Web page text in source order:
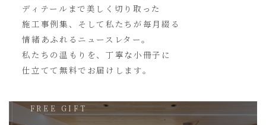
ディテールまで美しく切り取った
施工事例集、そして私たちが毎月綴る
情緒あふれるニュースレター。
私たちの温もりを、丁寧な小冊子に
仕立てて無料でお届けします。
FREE GIFT